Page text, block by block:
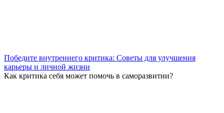
Победите внутреннего критика: Советы для улучшения
карьеры и личной жизни
Как критика себя может помочь в саморазвитии?